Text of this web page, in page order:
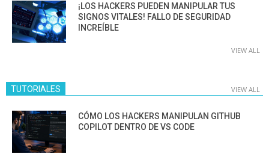
¡LOS HACKERS PUEDEN MANIPULAR TUS
SIGNOS VITALES! FALLO DE SEGURIDAD
INCREÍBLE
VIEW ALL
TUTORIALES VIEW ALL
CÓMO LOS HACKERS MANIPULAN GITHUB
COPILOT DENTRO DE VS CODE